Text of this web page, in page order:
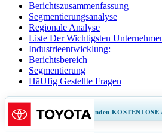
Berichtszusammenfassung
Segmentierungsanalyse
Regionale Analyse
Liste Der Wichtigsten
Industrieentwicklung:
Berichtsbereich
Segmentierung
HäUfig Gestellte Fragen
ERHALTEN SIE 30–60stunden KOSTENLOSE